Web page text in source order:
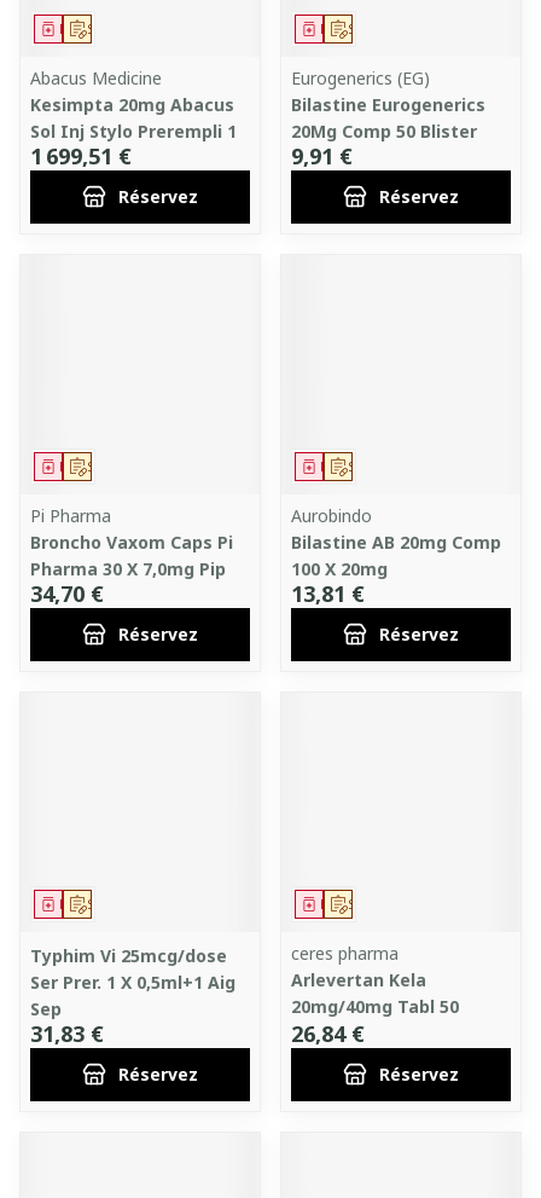
Sur prescription
Médicament
Abacus Medicine
Kesimpta 20mg Abacus
Sol Inj Stylo Prerempli 1
1 699,51 €
Réservez
Sur prescription
Médicament
Eurogenerics (EG)
Bilastine Eurogenerics
20Mg Comp 50 Blister
9,91 €
Réservez
Sur prescription
Médicament
Pi Pharma
Broncho Vaxom Caps Pi
Pharma 30 X 7,0mg Pip
34,70 €
Réservez
Sur prescription
Médicament
Aurobindo
Bilastine AB 20mg Comp
100 X 20mg
13,81 €
Réservez
Sur prescription
Médicament
Typhim Vi 25mcg/dose
Ser Prer. 1 X 0,5ml+1 Aig
Sep
31,83 €
Réservez
Sur prescription
Médicament
ceres pharma
Arlevertan Kela
20mg/40mg Tabl 50
26,84 €
Réservez